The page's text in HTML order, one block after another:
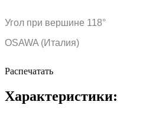
Угол при вершине 118°
OSAWA (Италия)
Распечатать
Характеристики: